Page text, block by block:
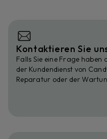
Kontaktieren Sie
Falls Sie eine Frage haben
der Kundendienst von
Reparatur oder der